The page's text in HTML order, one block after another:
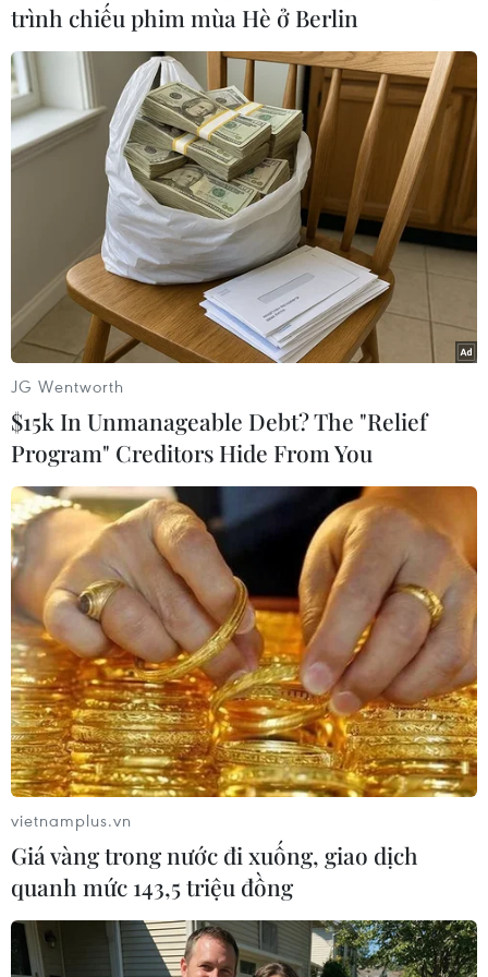
#Sửa chữa ôtô
#Thiết bị dễ cháy
TP. Cần Thơ
Theo dõi VietnamPlus
TIN LIÊN QUAN
trình chiếu phim mùa Hè ở Berlin
JG Wentworth
$15k In Unmanageable Debt? The "Relief
Program" Creditors Hide From You
vietnamplus.vn
Giá vàng trong nước đi xuống, giao dịch
quanh mức 143,5 triệu đồng